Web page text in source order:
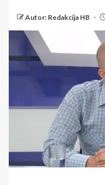
Autor: Redakcija HB